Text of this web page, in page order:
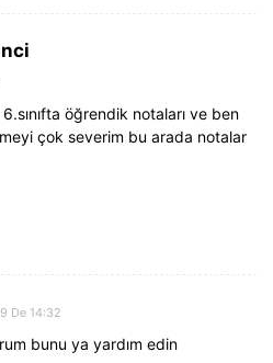
6.sınıfta öğrendik notaları ve ben
çok severim bu arada notalar
De 14:32
bunu ya yardım edin